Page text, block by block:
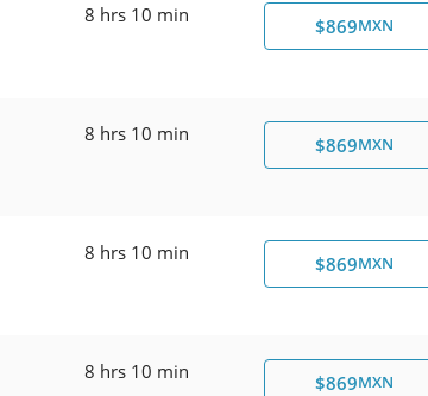
8 hrs 10 min $869MXN
8 hrs 10 min $869MXN
8 hrs 10 min $869MXN
8 hrs 10 min $869MXN